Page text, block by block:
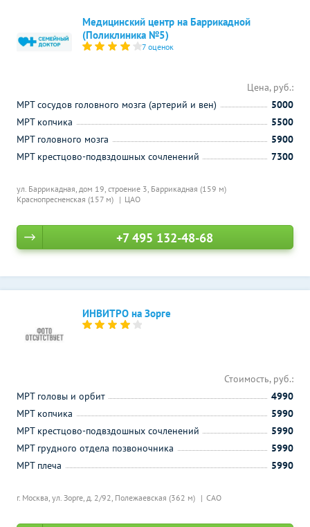
Медицинский центр на Баррикадной
(Поликлиника №5)
7 оценок
ул. Баррикадная, дом 19, строение 3, Баррикадная (159 м)
Краснопресненская (157 м)
ЦАО
Цена, руб.:
МРТ сосудов головного мозга (артерий и вен)
5000
МРТ копчика
5500
МРТ головного мозга
5900
МРТ крестцово-подвздошных сочленений
7300
+7 495 132-48-68
ИНВИТРО на Зорге
г. Москва, ул. Зорге, д. 2/92, Полежаевская (362 м) САО
Стоимость, руб.:
МРТ головы и орбит
4990
МРТ копчика
5990
МРТ крестцово-подвздошных сочленений
5990
МРТ грудного отдела позвоночника
5990
МРТ плеча
5990